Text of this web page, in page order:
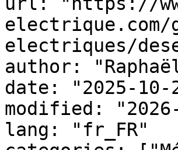
electriques/
author:
date: "2025-10-
modified:
lang: "fr_FR"